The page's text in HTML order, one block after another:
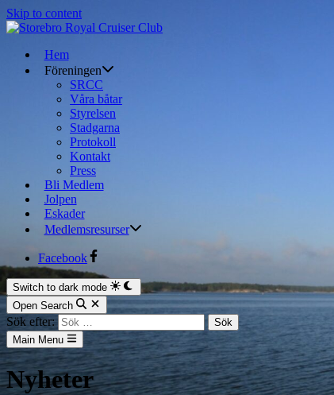
Skip to content
Hem
Föreningen
SRCC
Våra båtar
Styrelsen
Stadgarna
Protokoll
Kontakt
Press
Bli Medlem
Jolpen
Eskader
Medlemsresurser
Facebook
Switch to dark mode
Open Search
Sök efter:
Main Menu
Nyheter